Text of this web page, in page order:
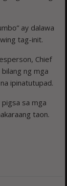
ay dalawa
tag-init.
Chief
ng mga
ipinatutupad.
sa mga
taon.